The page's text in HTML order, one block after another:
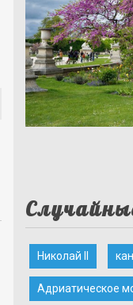
Николай II
Адриатическое